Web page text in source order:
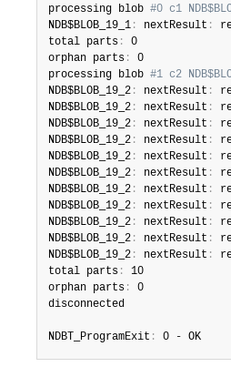
processing blob #0 c1
NDB$BLOB_19_1 : nextResult :
total parts :
0
orphan parts :
0
processing blob #1 c2
NDB$BLOB_19_2 : nextResult :
NDB$BLOB_19_2 : nextResult :
NDB$BLOB_19_2 : nextResult :
NDB$BLOB_19_2 : nextResult :
NDB$BLOB_19_2 : nextResult :
NDB$BLOB_19_2 : nextResult :
NDB$BLOB_19_2 : nextResult :
NDB$BLOB_19_2 : nextResult :
NDB$BLOB_19_2 : nextResult :
NDB$BLOB_19_2 : nextResult :
NDB$BLOB_19_2 : nextResult :
total parts :
10
orphan parts :
0
disconnected
NDBT_ProgramExit : 0 - OK